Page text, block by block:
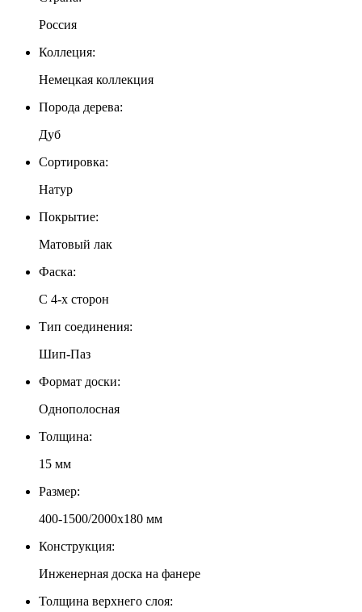
Россия
Коллеция:
Немецкая коллекция
Порода дерева:
Дуб
Сортировка:
Натур
Покрытие:
Матовый лак
Фаска:
С 4-x сторон
Тип соединения:
Шип-Паз
Формат доски:
Однополосная
Толщина:
15 мм
Размер:
400-1500/2000x180 мм
Конструкция:
Инженерная доска на фанере
Толщина верхнего слоя: